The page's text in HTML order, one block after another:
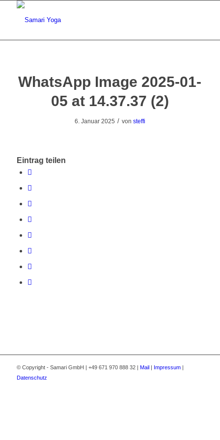
WhatsApp Image 2025-01-
05 at 14.37.37 (2)
6. Januar 2025 / von steffi
Eintrag teilen
© Copyright - Samari GmbH | +49 671 970 888 32 | Mail Impressum|
Datenschutz